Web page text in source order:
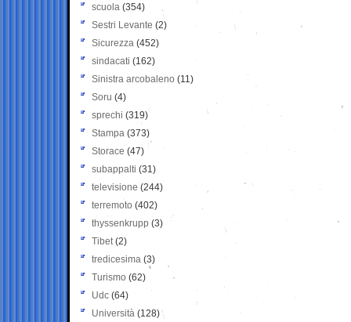
scuola (354)
Sestri Levante (2)
Sicurezza (452)
sindacati (162)
Sinistra arcobaleno (11)
Soru (4)
sprechi (319)
Stampa (373)
Storace (47)
subappalti (31)
televisione(244)
terremoto (402)
thyssenkrupp (3)
Tibet(2)
tredicesima (3)
Turismo (62)
Udc (64)
Università (128)